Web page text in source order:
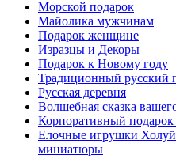
Морской подарок
Майолика мужчинам
Подарок женщине
Изразцы и Декоры
Подарок к Новому году
Традиционный русский
Русская деревня
Волшебная сказка
Корпоративный
Елочные игрушки
миниатюры